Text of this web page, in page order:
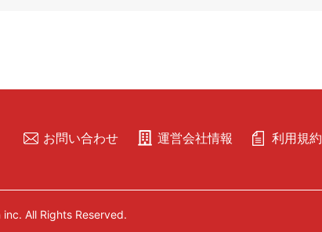
お問い合わせ 運営会社情報 利用規約
All Rights Reserved.